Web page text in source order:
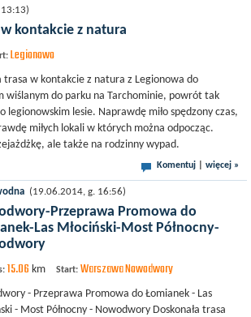
kontakcie z natura
Legionowo
w kontakcie z natura z Legionowa do
wiślanym do parku na Tarchominie, powrót tak
legionowskim lesie. Naprawdę miło spędzony czas,
miłych lokali w których można odpocząc.
ale także na rodzinny wypad.
Komentuj więcej »
(19.06.2014, g. 16:56)
Przeprawa Promowa do
Las Młociński-Most Północny-
15.06 km Start: Warszawa Nowodwory
- Przeprawa Promowa do Łomianek - Las
- Most Północny - Nowodwory Doskonała trasa